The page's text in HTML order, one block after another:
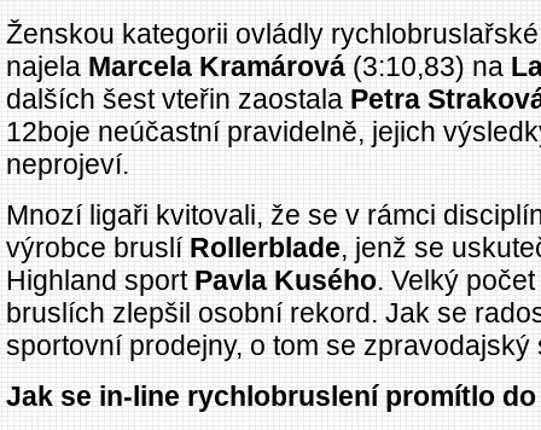
Ženskou kategorii ovládly
najela Marcela Kramárová (3:10,83) na
dalších šest vteřin zaostala Petra
12boje neúčastní pravidelně, jejich
neprojeví.
Mnozí ligaři kvitovali, že se v rámci
výrobce bruslí Rollerblade, jenž se
Highland sport Pavla Kusého. Velký
bruslích zlepšil osobní rekord. Jak se
sportovní prodejny, o tom se
Jak se in-line rychlobruslení promítlo